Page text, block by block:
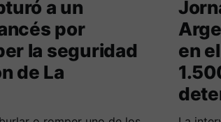
a un
por
la seguridad
de La
en